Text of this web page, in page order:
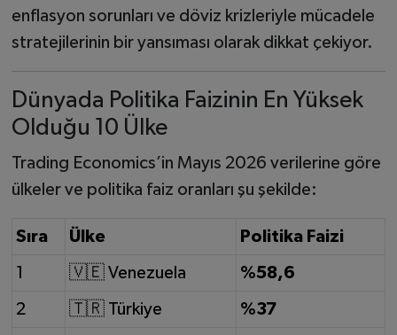
enflasyon sorunları ve döviz krizleriyle mücadele
stratejilerinin bir yansıması olarak dikkat çekiyor.
Dünyada Politika Faizinin En Yüksek
Olduğu 10 Ülke
Trading Economics’in Mayıs 2026 verilerine göre
ülkeler ve politika faiz oranları şu şekilde:
Sıra Ülke Politika Faizi
1 🇻🇪 Venezuela %58,6
2 🇹🇷 Türkiye %37